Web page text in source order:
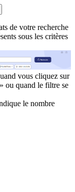
de votre recherche
sous les critères
vous cliquez sur
quand le filtre se
le nombre